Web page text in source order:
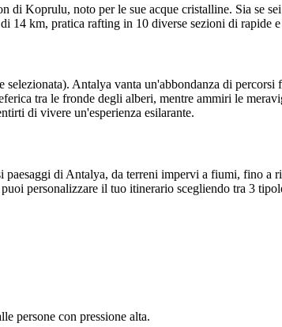
di Koprulu, noto per le sue acque cristalline. Sia se
14 km, pratica rafting in 10 diverse sezioni di rapide
Antalya vanta un'abbondanza di
tra le fronde degli alberi, mentre ammiri le
di vivere un'esperienza esilarante.
di Antalya, da terreni impervi a fiumi, fino
personalizzare il tuo itinerario scegliendo tra 3
persone con pressione alta.